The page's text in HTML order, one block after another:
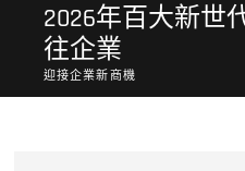
2026年百大新世
往企業
迎接企業新商機